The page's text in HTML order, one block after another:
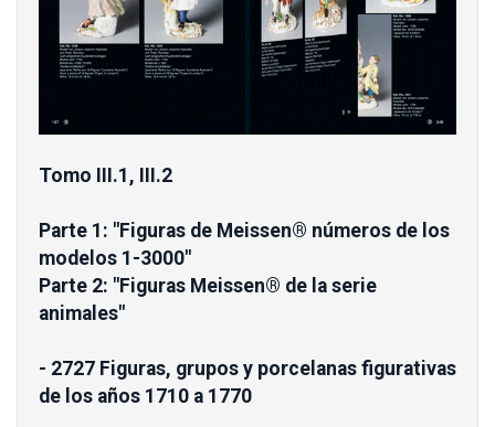
Tomo III.1, III.2
Parte 1: "Figuras de Meissen® números de los
modelos 1-3000"
Parte 2: "Figuras Meissen® de la serie
animales"
- 2727 Figuras, grupos y porcelanas figurativas
de los años 1710 a 1770